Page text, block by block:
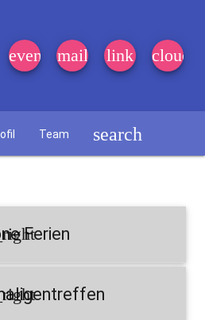
event_note
mail link cloud
Team search
Ferien